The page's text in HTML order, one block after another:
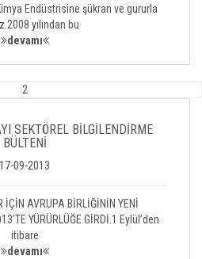
Endüstrisine şükran ve gururla
yılından bu
devamı
2
SEKTÖREL BİLGİLENDİRME
BÜLTENİ
17-09-2013
İÇİN AVRUPA BİRLİĞİNİN YENİ
YÜRÜRLÜĞE GİRDİ.1 Eylül’den
itibare
devamı